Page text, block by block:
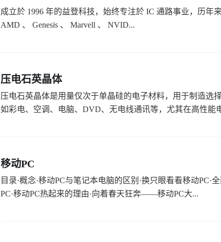
成立於 1996 年的益登科技，始终专注於 IC 通路事业，历
AMD 、 Genesis 、 Marvell 、 NVID...
压电石英晶体
压电石英晶体是用量仅次于单晶硅的电子材料，用于制造选
如彩电、空调、电脑、DVD、无电线通讯等，尤其在高性能
移动PC
目录·概念·移动PC与笔记本电脑的区别·换只眼看看移动PC·
PC·移动PC热起来的理由·向着春天狂奔——移动PC大...